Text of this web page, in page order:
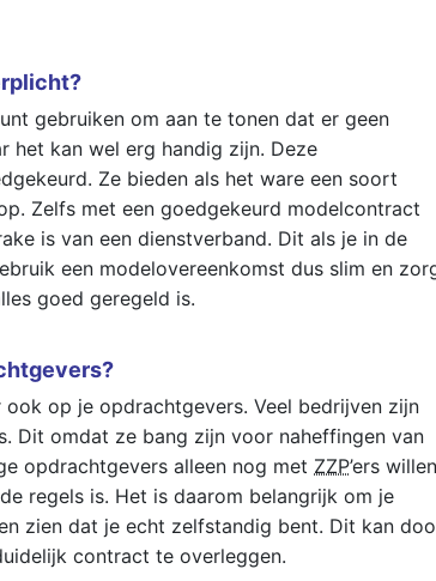
gebruiken om aan te tonen dat er geen
het kan wel erg handig zijn. Deze
Ze bieden als het ware een soort
Zelfs met een goedgekeurd modelcontract
is van een dienstverband. Dit als je in de
een modelovereenkomst dus slim en
goed geregeld is.
op je opdrachtgevers. Veel bedrijven zijn
Dit omdat ze bang zijn voor naheffingen van
opdrachtgevers alleen nog met ZZP’ers willen
regels is. Het is daarom belangrijk om je
zien dat je echt zelfstandig bent. Dit kan
contract te overleggen.